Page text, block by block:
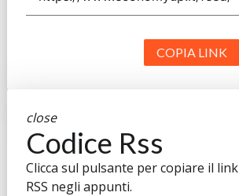
COPIA LINK
close
Codice Rss
Clicca sul pulsante per copiare il link
RSS negli appunti.